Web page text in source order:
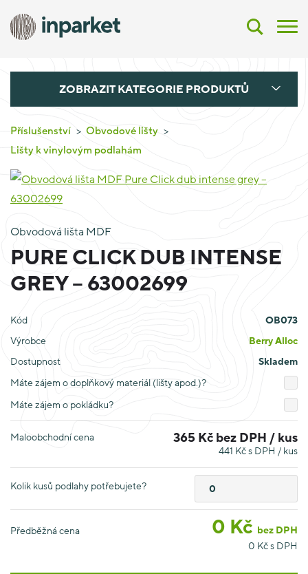
ZOBRAZIT KATEGORIE PRODUKTŮ
Příslušenství
Obvodové lišty
Lišty k vinylovým podlahám
Obvodová lišta MDF
PURE CLICK DUB INTENSE
GREY – 63002699
Kód
OB073
Výrobce
Berry Alloc
Dostupnost
Skladem
Máte zájem o doplňkový materiál (lišty apod.)?
Máte zájem o pokládku?
Maloobchodní cena 365 Kč bez DPH / kus
441 Kč s DPH / kus
Kolik kusů podlahy potřebujete?
Předběžná cena 0 Kč bez DPH
0 Kč s DPH